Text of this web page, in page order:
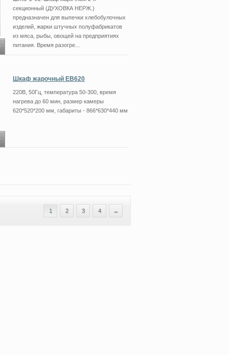
секционный (ДУХОВКА НЕРЖ.)
предназначен для выпечки хлебобулочных
изделий, жарки штучных полуфабрикатов
из мяса, рыбы, овощей на предприятиях
питания. Время разогре...
Шкаф жарочный ЕВ620
220В, 50Гц, температура 50-300, время
нагрева до 60 мин, размер камеры
620*520*200 мм, габариты - 866*630*440 мм
1 2 3 4 →